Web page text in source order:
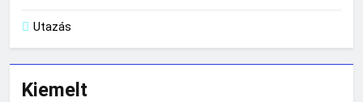
Utazás
Kiemelt